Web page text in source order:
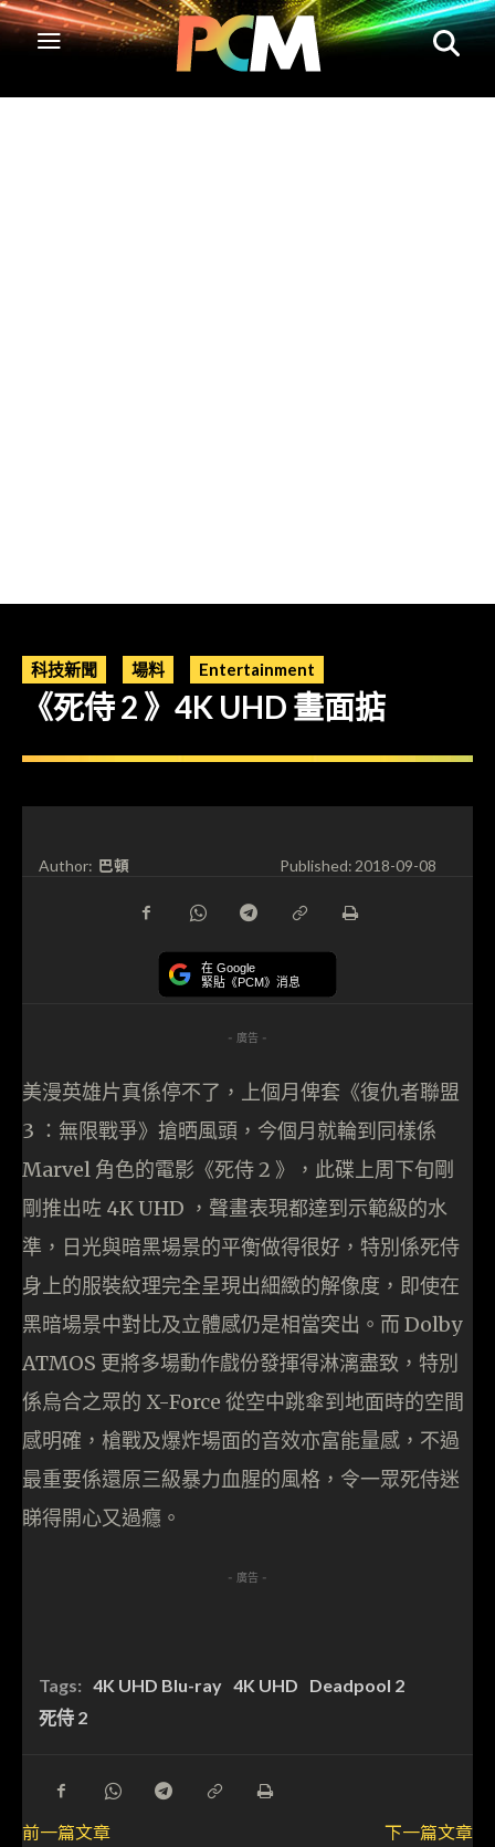
科技新聞 場料 Entertainment
《死侍 2 》4K UHD 畫面掂
Author: 巴頓 Published:2018-09-08
在 Google
緊貼《PCM》消息
- 廣告 -
美漫英雄片真係停不了，上個月俾套《復仇者聯盟
3 ：無限戰爭》搶晒風頭，今個月就輪到同樣係
Marvel 角色的電影《死侍 2 》，此碟上周下旬剛
剛推出咗 4K UHD ，聲畫表現都達到示範級的水
準，日光與暗黑場景的平衡做得很好，特別係死侍
身上的服裝紋理完全呈現出細緻的解像度，即使在
黑暗場景中對比及立體感仍是相當突出。而 Dolby
ATMOS 更將多場動作戲份發揮得淋漓盡致，特別
係烏合之眾的 X-Force 從空中跳傘到地面時的空間
感明確，槍戰及爆炸場面的音效亦富能量感，不過
最重要係還原三級暴力血腥的風格，令一眾死侍迷
睇得開心又過癮。
- 廣告 -
Tags: 4K UHD Blu-ray 4K UHD
Deadpool 2
死侍 2
前一篇文章
下一篇文章